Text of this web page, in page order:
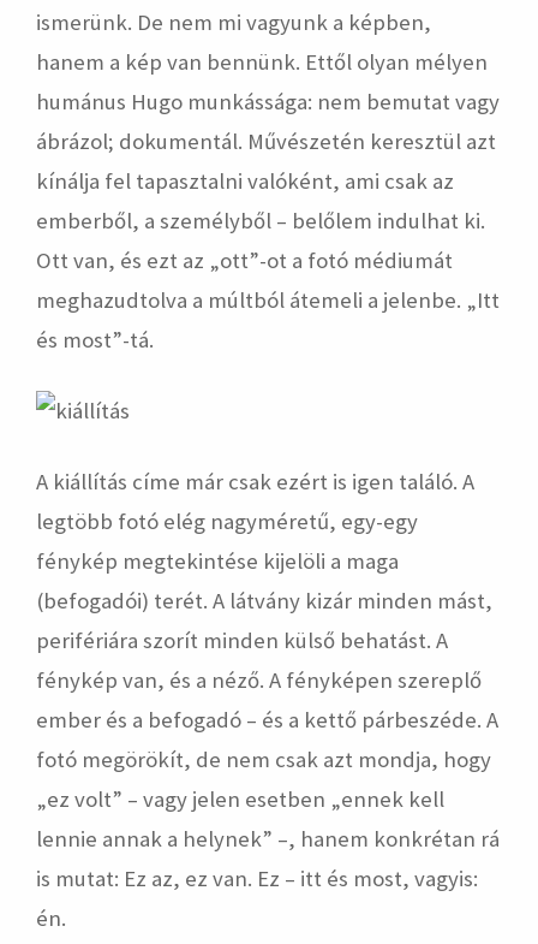
ismerünk. De nem mi vagyunk a képben,
hanem a kép van bennünk. Ettől olyan mélyen
humánus Hugo munkássága: nem bemutat vagy
ábrázol; dokumentál. Művészetén keresztül azt
kínálja fel tapasztalni valóként, ami csak az
emberből, a személyből – belőlem indulhat ki.
Ott van, és ezt az „ott”-ot a fotó médiumát
meghazudtolva a múltból átemeli a jelenbe. „Itt
és most”-tá.
A kiállítás címe már csak ezért is igen találó. A
legtöbb fotó elég nagyméretű, egy-egy
fénykép megtekintése kijelöli a maga
(befogadói) terét. A látvány kizár minden mást,
perifériára szorít minden külső behatást. A
fénykép van, és a néző. A fényképen szereplő
ember és a befogadó – és a kettő párbeszéde. A
fotó megörökít, de nem csak azt mondja, hogy
„ez volt” – vagy jelen esetben „ennek kell
lennie annak a helynek” –, hanem konkrétan rá
is mutat: Ez az, ez van. Ez – itt és most, vagyis:
én.